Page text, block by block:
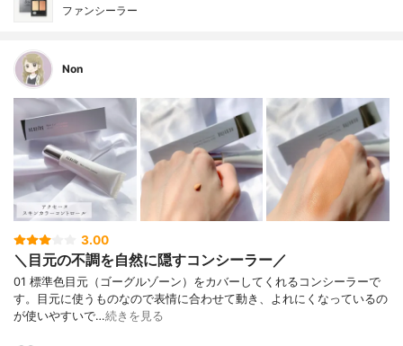
ファンシーラー
Non
3.00
＼目元の不調を自然に隠すコンシーラー／
01 標準色目元（ゴーグルゾーン）をカバーしてくれるコンシーラーで
す。目元に使うものなので表情に合わせて動き、よれにくなっているの
が使いやすいで…続きを見る